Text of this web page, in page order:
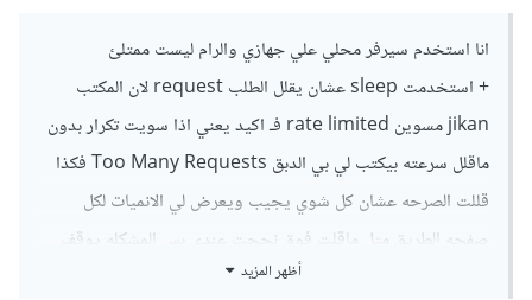
انا استخدم سيرفر محلي علي جهازي والرام ليست ممتلئ
+ استخدمت sleep عشان يقلل الطلب request لان المكتب
jikan مسوين rate limited فـ اكيد يعني اذا سويت تكرار بدون
ماقلل سرعته بيكتب لي بي الدبق Too Many Requests فكذا
قللت الصرحه عشان كل شوي يجيب ويعرض لي الانميات لكل
صفحه الطريق مثل ماقلت فوق نجحت عندي بس المشكله يوقف
أظهر المزيد